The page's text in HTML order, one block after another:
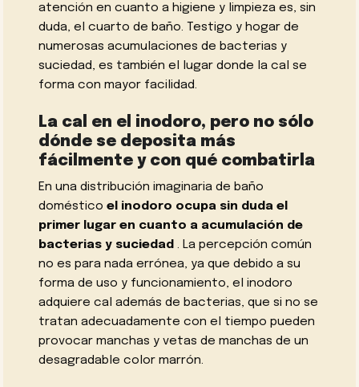
atención en cuanto a higiene y limpieza es, sin
duda, el cuarto de baño. Testigo y hogar de
numerosas acumulaciones de bacterias y
suciedad, es también el lugar donde la cal se
forma con mayor facilidad.
La cal en el inodoro, pero no sólo
dónde se deposita más
fácilmente y con qué combatirla
En una distribución imaginaria de baño
domésticoel inodoro ocupa sin duda el
primer lugar en cuanto a acumulación de
bacterias y suciedad . La percepción común
no es para nada errónea, ya que debido a su
forma de uso y funcionamiento, el inodoro
adquiere cal además de bacterias, que si no se
tratan adecuadamente con el tiempo pueden
provocar manchas y vetas de manchas de un
desagradable color marrón.